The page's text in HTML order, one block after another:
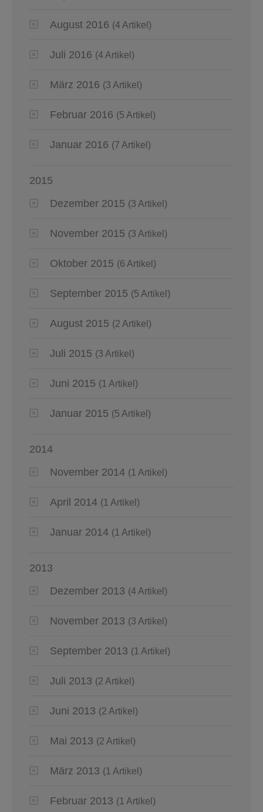
August 2016 (4 Artikel)
Juli 2016 (4 Artikel)
März 2016 (3 Artikel)
Februar 2016 (5 Artikel)
Januar 2016 (7 Artikel)
2015
Dezember 2015 (3 Artikel)
November 2015 (3 Artikel)
Oktober 2015 (6 Artikel)
September 2015 (5 Artikel)
August 2015 (2 Artikel)
Juli 2015 (3 Artikel)
Juni 2015 (1 Artikel)
Januar 2015 (5 Artikel)
2014
November 2014 (1 Artikel)
April 2014 (1 Artikel)
Januar 2014 (1 Artikel)
2013
Dezember 2013 (4 Artikel)
November 2013 (3 Artikel)
September 2013 (1 Artikel)
Juli 2013 (2 Artikel)
Juni 2013 (2 Artikel)
Mai 2013 (2 Artikel)
März 2013 (1 Artikel)
Februar 2013 (1 Artikel)